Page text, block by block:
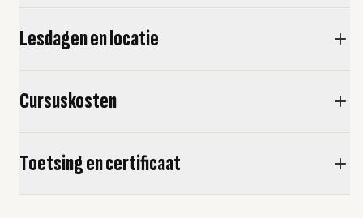
Lesdagen en locatie
Cursuskosten
Toetsing en certificaat